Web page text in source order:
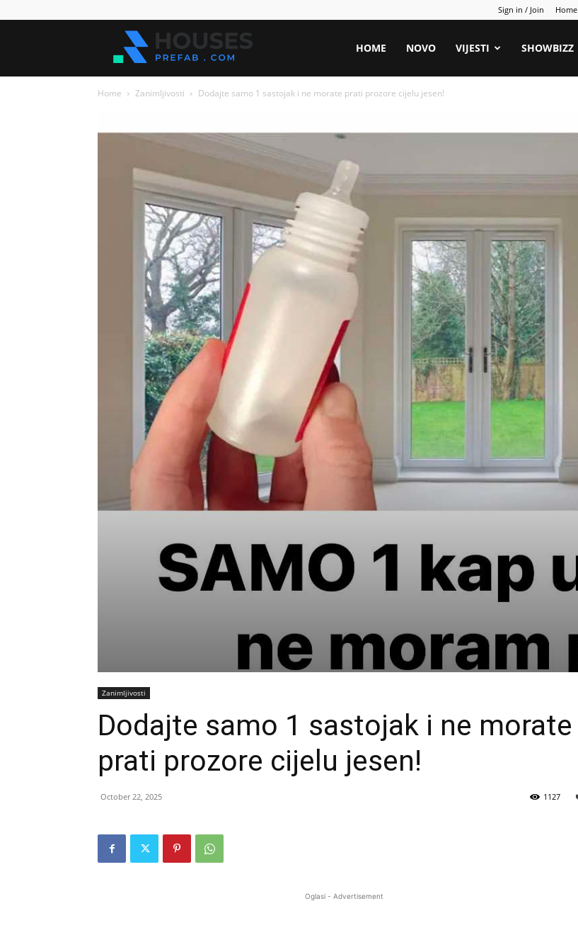
Sign in / Join Home
HOME NOVO VIJESTI SHOWBIZZ
Home Zanimljivosti Dodajte samo 1 sastojak i ne morate prati prozore cijelu jesen!
Zanimljivosti
Dodajte samo 1 sastojak i ne morate
prati prozore cijelu jesen!
October 22, 2025 1127
Oglasi - Advertisement